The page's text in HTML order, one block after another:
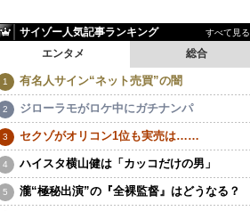
サイゾー人気記事ランキング すべて見る
エンタメ 総合
有名人サイン“ネット売買”の闇
ジローラモがロケ中にガチナンパ
セクゾがオリコン1位も実売は……
ハイスタ横山健は「カッコだけの男」
瀧“極秘出演”の『全裸監督』はどうなる？